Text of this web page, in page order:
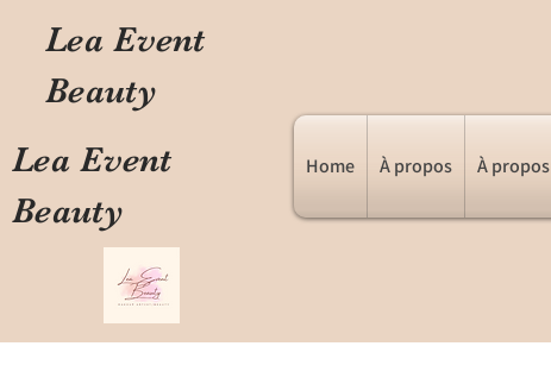
Lea Event
Beauty
Lea Event
Beauty
Home À propos À propos